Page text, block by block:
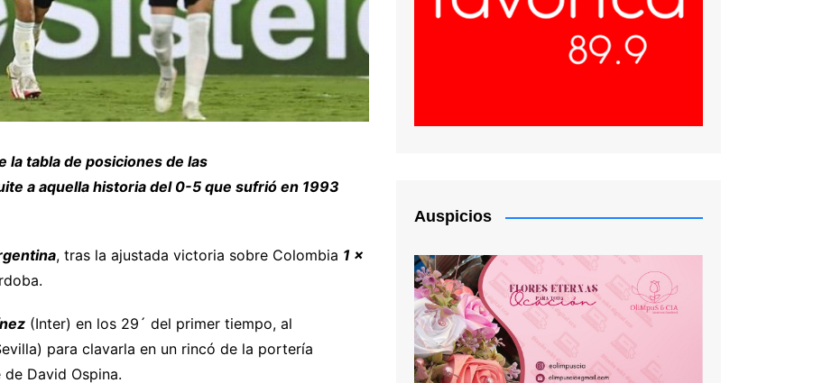
la tabla de posiciones de las
a aquella historia del 0-5 que sufrió en 1993
, tras la ajustada victoria sobre Colombia 1 x
(Inter) en los 29´ del primer tiempo, al
para clavarla en un rincó de la portería
David Ospina.
Auspicios